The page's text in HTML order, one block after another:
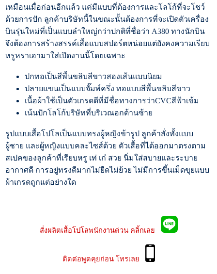
เหมือนเมื่อก่อนอีกแล้ว แค่มีแบบที่ต้องการและโลโก้ที่จะโชว์
ด้วยการปัก ลูกค้าบริษัทนี้ในขณะนั้นต้องการที่จะเปิดตัวเครื่อง
บินรุ่นใหม่ที่เป็นแบบลำใหญ่กว่าปกติที่ชื่อว่า A380 ทางนักบิน
จึงต้องการสร้างสรรค์เสื้อแบบสปอร์ตหน่อยแต่ยังคงความเรียบ
หรูหราเอามาใส่เปิดงานนี้โดยเฉพาะ
ปกทอเป็นสีพื้นขลิบสีขาวสองเส้นแบบนิยม
ปลายแขนเป็นแบบจั๊มพ์ครึ่ง ทอแบบสีพื้นขลิบสีขาว
เนื้อผ้าใช้เป็นตัวเกรดดีที่มีชื่อทางการว่าCVCสีฟ้าเข้ม
เน้นปักโลโก้บริษัทที่บริเวณอกด้านซ้าย
รูปแบบเสื้อโปโลเป็นแบบทรงผู้หญิงข้ารูป ลูกค้าสั่งทั้งแบบ
ผู้ชาย และผู้หญิงแบบคละไซส์ด้วย ตัวเสื้อที่ได้ออกมาตรงตาม
สเปคของลูกค้าที่เรียบหรู เท่ เก๋ สวย นิ่มใส่สบายและระบาย
อากาศดี การอยู่ทรงดีมากไม่ยืดไม่ย้วย ไม่มีการขึ้นเม็ดขุยแบบ
ผ้าเกรดถูกแต่อย่างใด
สั่งผลิตเสื้อโปโลพนักงานด่วน คลิ้กเลย
ติดต่อพูดคุยก่อน โทรเลย